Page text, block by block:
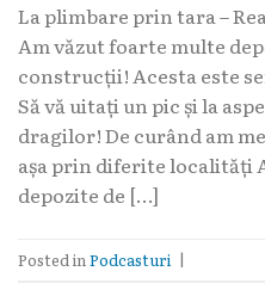
La plimbare prin tara –
Am văzut foarte multe
construcții! Acesta este
Să vă uitați un pic și la
dragilor! De curând am
așa prin diferite localități
depozite de […]
Posted in Podcasturi |